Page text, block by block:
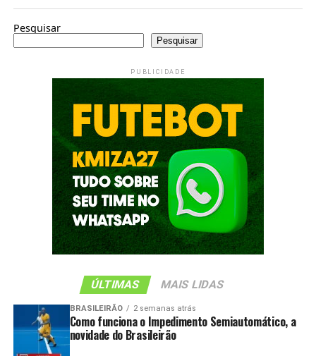
Pesquisar
Pesquisar
PUBLICIDADE
ÚLTIMAS MAIS LIDAS
BRASILEIRÃO 2 semanas atrás
Como funciona o Impedimento Semiautomático, a
novidade do Brasileirão